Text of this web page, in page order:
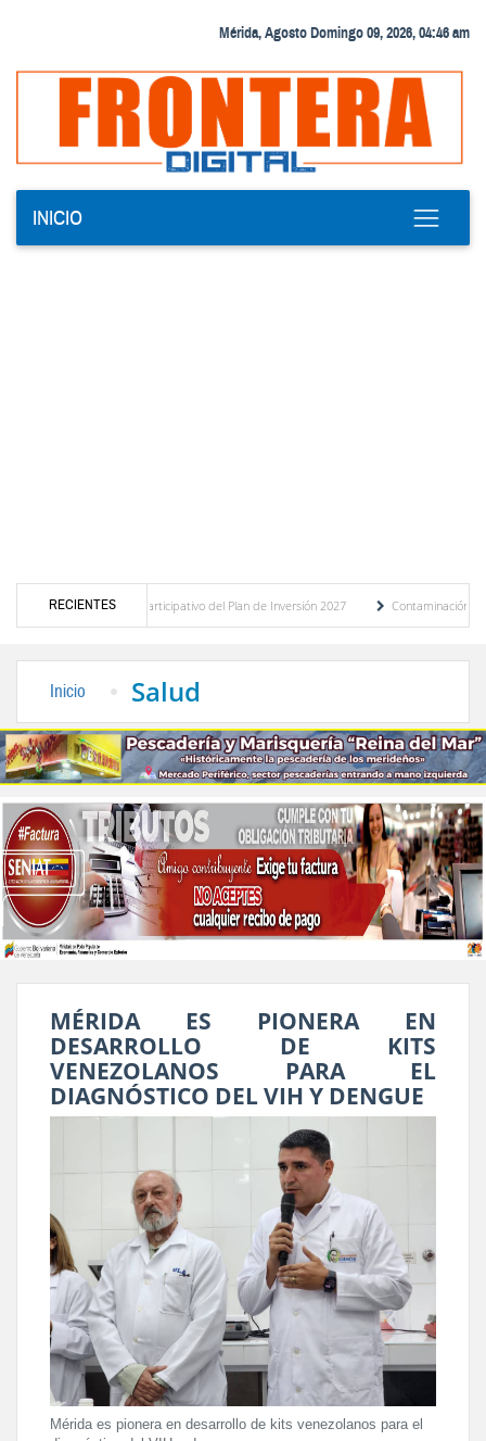
Mérida, Agosto Domingo 09, 2026, 04:46 am
INICIO
RECIENTES
participativo del Plan de Inversión 2027
Contaminación y desbordamiento
Inicio Salud
MÉRIDA ES PIONERA EN
DESARROLLO DE KITS
VENEZOLANOS PARA EL
DIAGNÓSTICO DEL VIH Y DENGUE
Mérida es pionera en desarrollo de kits venezolanos para el